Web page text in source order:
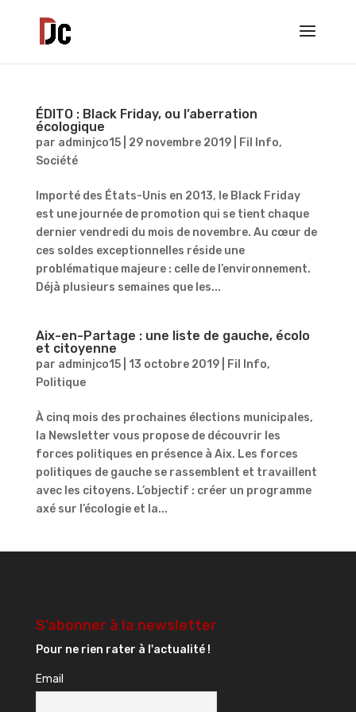
ÉDITO : Black Friday, ou l’aberration
écologique
par adminjco15| 29 novembre 2019| Fil Info,
Société
Importé des États-Unis en 2013, le Black Friday
est une journée de promotion qui se tient chaque
dernier vendredi du mois de novembre. Au cœur de
ces soldes exceptionnelles réside une
problématique majeure : celle de l’environnement.
Déjà plusieurs semaines que les...
Aix-en-Partage : une liste de gauche, écolo
et citoyenne
par adminjco15| 13 octobre 2019| Fil Info,
Politique
À cinq mois des prochaines élections municipales,
la Newsletter vous propose de découvrir les
forces politiques en présence à Aix. Les forces
politiques de gauche se rassemblent et travaillent
avec les citoyens. L’objectif : créer un programme
axé sur l’écologie et la...
S’abonner à la newsletter
Pour ne rien rater à l'actualité !
Email